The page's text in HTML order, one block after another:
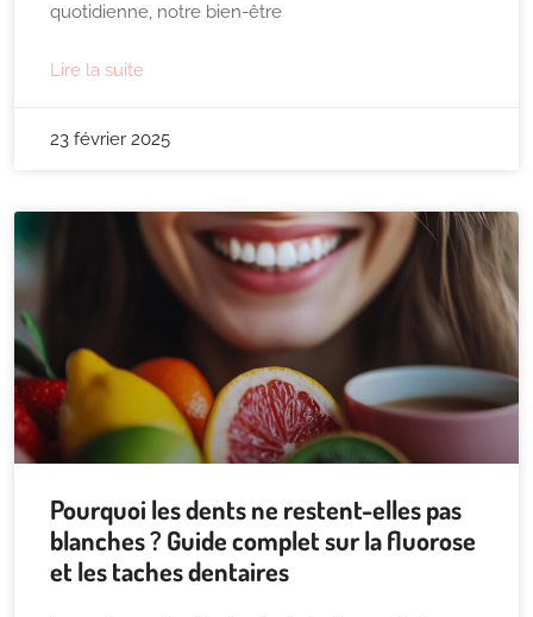
quotidienne, notre bien-être
Lire la suite
23 février 2025
Pourquoi les dents ne restent-elles pas
blanches ? Guide complet sur la fluorose
et les taches dentaires